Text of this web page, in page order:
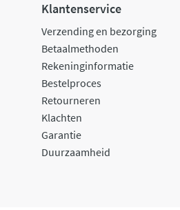
Klantenservice
Verzending en bezorging
Betaalmethoden
Rekeninginformatie
Bestelproces
Retourneren
Klachten
Garantie
Duurzaamheid